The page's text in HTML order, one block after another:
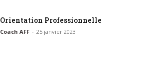
Orientation Professionnelle
Coach AFF - 25 janvier 2023